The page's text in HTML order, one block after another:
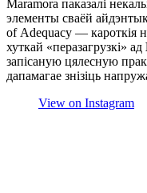
Maramora паказалі
элементы сваёй
of Adequacy — кароткія
хуткай «перазагрузкі» ад
запісаную цялесную
дапамагае знізіць
View on Instagram